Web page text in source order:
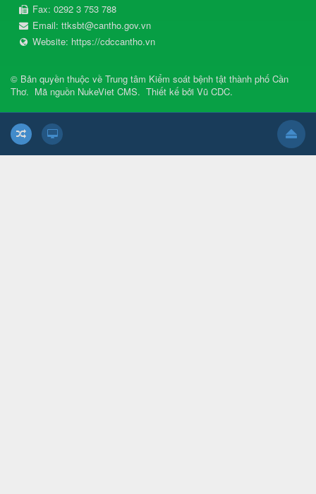
Fax: 0292 3 753 788
Email: ttksbt@cantho.gov.vn
Website: https://cdccantho.vn
© Bản quyền thuộc về Trung tâm Kiểm soát bệnh tật thành phố Cần
Thơ. Mã nguồn NukeViet CMS. Thiết kế bởi Vũ CDC.